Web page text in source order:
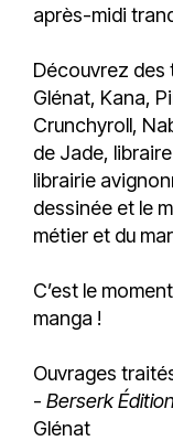
après-midi
Découvrez des
Glénat, Kana,
Crunchyroll,
de Jade,
librairie
dessinée et le
métier et du
C’est le
manga !
Ouvrages
- Berserk
Glénat